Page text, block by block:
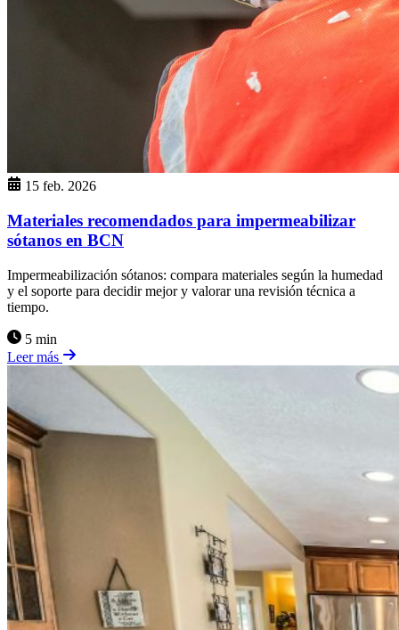
15 feb. 2026
Materiales recomendados para impermeabilizar
sótanos en BCN
Impermeabilización sótanos: compara materiales según la humedad
y el soporte para decidir mejor y valorar una revisión técnica a
tiempo.
5 min
Leer más